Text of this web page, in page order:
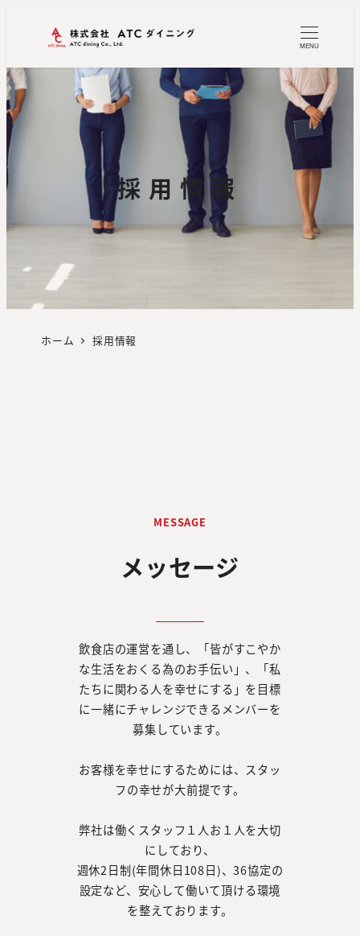
MENU
採用情報
ホーム 採用情報
MESSAGE
メッセージ
飲食店の運営を通し、「皆がすこやか
な生活をおくる為のお手伝い」、「私
たちに関わる人を幸せにする」を目標
に一緒にチャレンジできるメンバーを
募集しています。
お客様を幸せにするためには、スタッ
フの幸せが大前提です。
弊社は働くスタッフ１人お１人を大切
にしており、
週休2日制(年間休日108日)、36協定の
設定など、安心して働いて頂ける環境
を整えております。